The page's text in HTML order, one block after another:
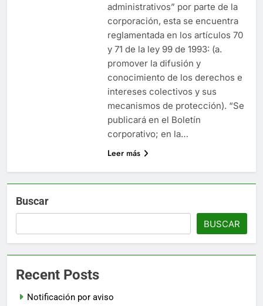
administrativos” por parte de la
corporación, esta se encuentra
reglamentada en los artículos 70
y 71 de la ley 99 de 1993: (a.
promover la difusión y
conocimiento de los derechos e
intereses colectivos y sus
mecanismos de protección). “Se
publicará en el Boletín
corporativo; en la…
Leer más
Buscar
BUSCAR
Recent Posts
Notificación por aviso